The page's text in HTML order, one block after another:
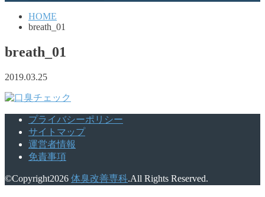
HOME
breath_01
breath_01
2019.03.25
プライバシーポリシー
サイトマップ
運営者情報
免責事項
©Copyright2026 体臭改善専科.All Rights Reserved.